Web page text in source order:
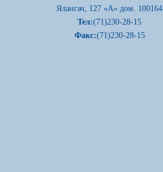
Ялангач, 127 «А» дом. 100164
Тел:(71)230-28-15
Факс:(71)230-28-15